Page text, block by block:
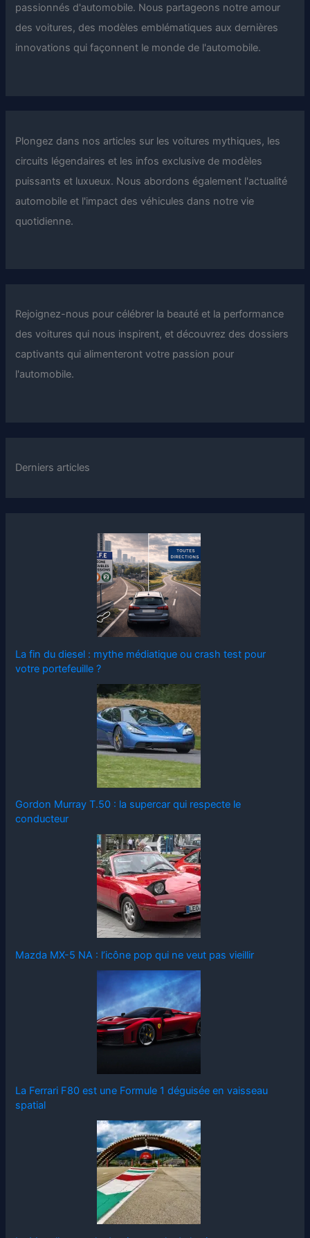
passionnés d'automobile. Nous partageons notre amour
des voitures, des modèles emblématiques aux dernières
innovations qui façonnent le monde de l'automobile.
Plongez dans nos articles sur les voitures mythiques, les
circuits légendaires et les infos exclusive de modèles
puissants et luxueux. Nous abordons également l'actualité
automobile et l'impact des véhicules dans notre vie
quotidienne.
Rejoignez-nous pour célébrer la beauté et la performance
des voitures qui nous inspirent, et découvrez des dossiers
captivants qui alimenteront votre passion pour
l'automobile.
Derniers articles
La fin du diesel : mythe médiatique ou crash test pour
votre portefeuille ?
Gordon Murray T.50 : la supercar qui respecte le
conducteur
Mazda MX-5 NA : l’icône pop qui ne veut pas vieillir
La Ferrari F80 est une Formule 1 déguisée en vaisseau
spatial